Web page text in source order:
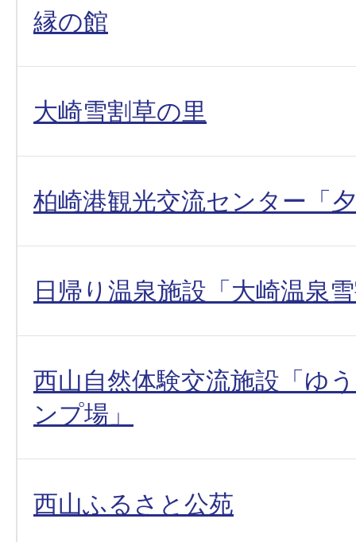
縁の館
大崎雪割草の里
柏崎港観光交流センター「
日帰り温泉施設「大崎温泉
西山自然体験交流施設「ゆ
ンプ場」
西山ふるさと公苑